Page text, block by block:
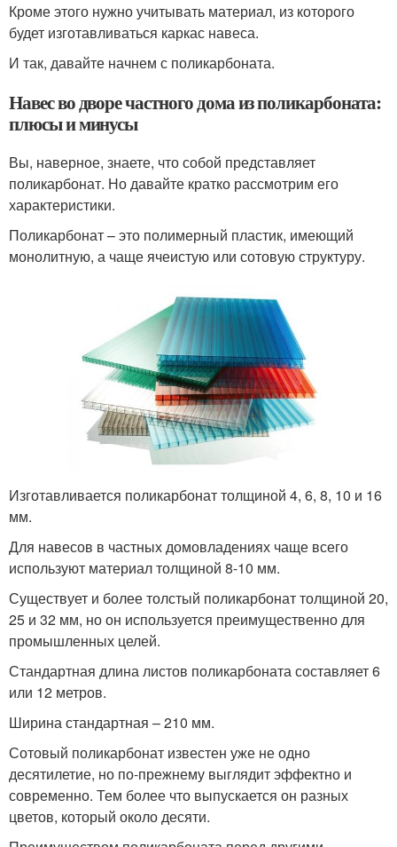
Кроме этого нужно учитывать материал, из которого
будет изготавливаться каркас навеса.
И так, давайте начнем с поликарбоната.
Навес во дворе частного дома из поликарбоната:
плюсы и минусы
Вы, наверное, знаете, что собой представляет
поликарбонат. Но давайте кратко рассмотрим его
характеристики.
Поликарбонат – это полимерный пластик, имеющий
монолитную, а чаще ячеистую или сотовую структуру.
Изготавливается поликарбонат толщиной 4, 6, 8, 10 и 16
мм.
Для навесов в частных домовладениях чаще всего
используют материал толщиной 8-10 мм.
Существует и более толстый поликарбонат толщиной 20,
25 и 32 мм, но он используется преимущественно для
промышленных целей.
Стандартная длина листов поликарбоната составляет 6
или 12 метров.
Ширина стандартная – 210 мм.
Сотовый поликарбонат известен уже не одно
десятилетие, но по-прежнему выглядит эффектно и
современно. Тем более что выпускается он разных
цветов, который около десяти.